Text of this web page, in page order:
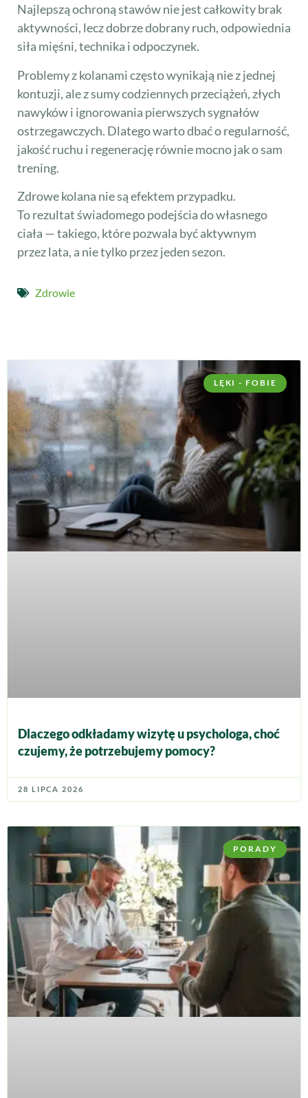
Najlepszą ochroną stawów nie jest całkowity brak
aktywności, lecz dobrze dobrany ruch, odpowiednia
siła mięśni, technika i odpoczynek.
Problemy z kolanami często wynikają nie z jednej
kontuzji, ale z sumy codziennych przeciążeń, złych
nawyków i ignorowania pierwszych sygnałów
ostrzegawczych. Dlatego warto dbać o regularność,
jakość ruchu i regenerację równie mocno jak o sam
trening.
Zdrowe kolana nie są efektem przypadku.
To rezultat świadomego podejścia do własnego
ciała — takiego, które pozwala być aktywnym
przez lata, a nie tylko przez jeden sezon.
Zdrowie
LĘKI - FOBIE
Dlaczego odkładamy wizytę u psychologa, choć
czujemy, że potrzebujemy pomocy?
28 LIPCA 2026
PORADY